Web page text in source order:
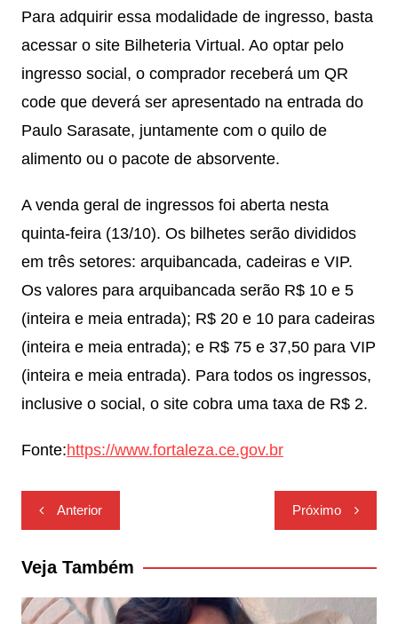
Para adquirir essa modalidade de ingresso, basta
acessar o site Bilheteria Virtual. Ao optar pelo
ingresso social, o comprador receberá um QR
code que deverá ser apresentado na entrada do
Paulo Sarasate, juntamente com o quilo de
alimento ou o pacote de absorvente.
A venda geral de ingressos foi aberta nesta
quinta-feira (13/10). Os bilhetes serão divididos
em três setores: arquibancada, cadeiras e VIP.
Os valores para arquibancada serão R$ 10 e 5
(inteira e meia entrada); R$ 20 e 10 para cadeiras
(inteira e meia entrada); e R$ 75 e 37,50 para VIP
(inteira e meia entrada). Para todos os ingressos,
inclusive o social, o site cobra uma taxa de R$ 2.
Fonte:https://www.fortaleza.ce.gov.br
Navegação
de
Post
Anterior Próximo
Veja Também